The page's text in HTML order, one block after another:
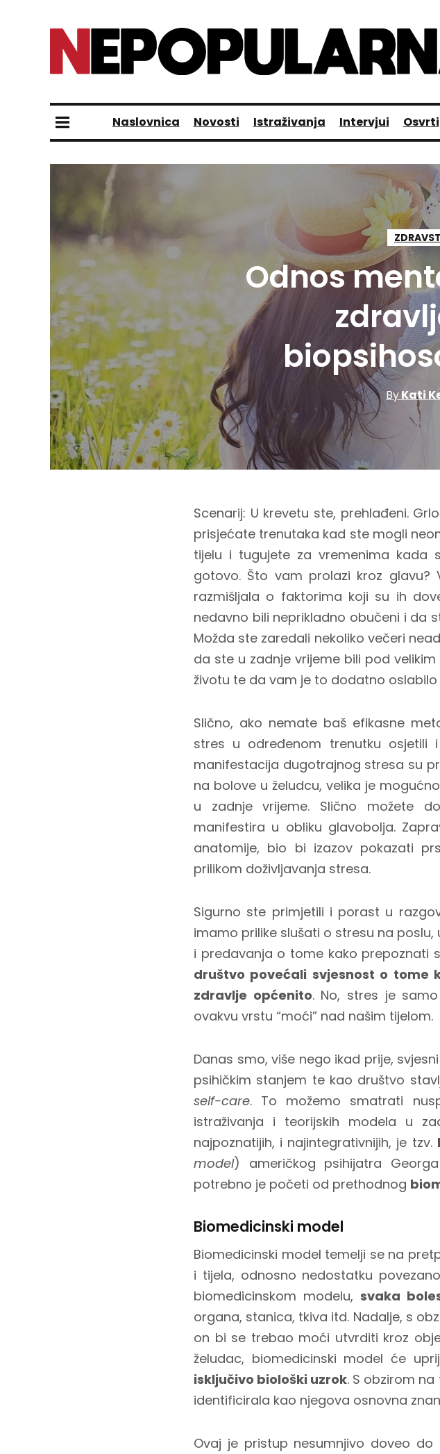
Naslovnica Novosti Istraživanja Intervjui Osvrti
Odnos
ByKati
Scenarij: U krevetu ste, prehlađeni.
prisjećate trenutaka kad ste mogli
tijelu i tugujete za vremenima kada
gotovo. Što vam prolazi kroz
razmišljala o faktorima koji su ih
nedavno bili neprikladno obučeni i da
Možda ste zaredali nekoliko večeri
da ste u zadnje vrijeme bili pod
životu te da vam je to dodatno oslabilo
Slično, ako nemate baš efikasne
stres u određenom trenutku osjetili
manifestacija dugotrajnog stresa su
na bolove u želudcu, velika je
u zadnje vrijeme. Slično možete
manifestira u obliku glavobolja.
anatomije, bio bi izazov pokazati
prilikom doživljavanja stresa.
Sigurno ste primjetili i porast u
imamo prilike slušati o stresu na
i predavanja o tome kako prepoznati
društvo povećali svjesnost o tome
zdravlje općenito. No, stres je
ovakvu vrstu “moći” nad našim tijelom.
Danas smo, više nego ikad prije,
psihičkim stanjem te kao društvo
self-care. To možemo smatrati
istraživanja i teorijskih modela u
najpoznatijih, i najintegrativnijih, je tzv.
model) američkog psihijatra
potrebno je početi od prethodnog
Biomedicinski model
Biomedicinski model temelji se na
i tijela, odnosno nedostatku
biomedicinskom modelu,svaka
organa, stanica, tkiva itd. Nadalje, s
on bi se trebao moći utvrditi kroz
želudac, biomedicinski model će
isključivo biološki uzrok. S obzirom
identificirala kao njegova osnovna
Ovaj je pristup nesumnjivo doveo